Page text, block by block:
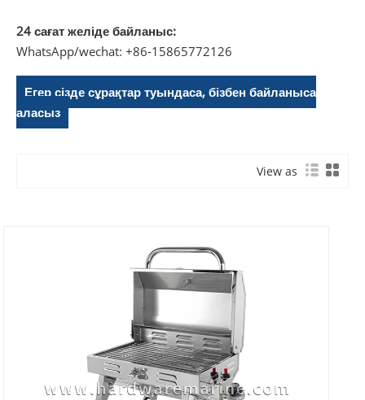
24 сағат желіде байланыс:
WhatsApp/wechat: +86-15865772126
Егер сізде сұрақтар туындаса, бізбен байланыса
аласыз
View as